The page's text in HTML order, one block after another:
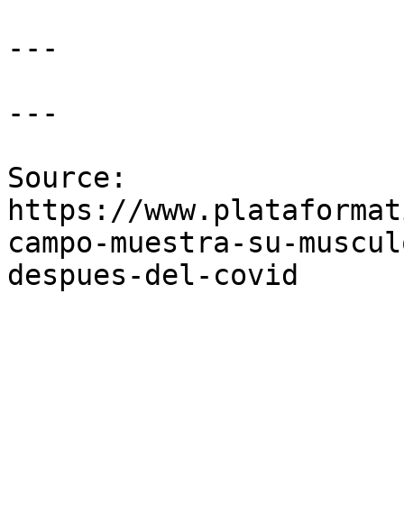
---
---
Source:
https://
campo-muestra-su-